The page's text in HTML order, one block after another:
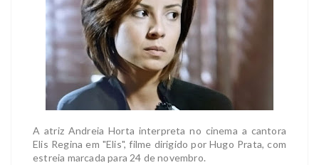
A atriz Andreia Horta interpreta no cinema a cantora
Elis Regina em "Elis", filme dirigido por Hugo Prata, com
estreia marcada para 24 de novembro.